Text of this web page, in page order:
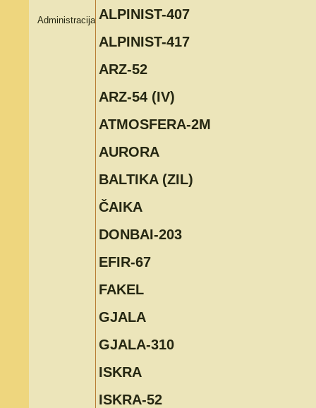
Administracija ALPINIST-407
ALPINIST-417
ARZ-52
ARZ-54 (IV)
ATMOSFERA-2M
AURORA
BALTIKA (ZIL)
ČAIKA
DONBAI-203
EFIR-67
FAKEL
GJALA
GJALA-310
ISKRA
ISKRA-52